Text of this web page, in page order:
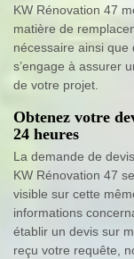
KW Rénovation 47
matière de
nécessaire ainsi que
s’engage à assurer
de votre projet.
Obtenez votre
24 heures
La demande de
KW Rénovation 47
visible sur cette
informations
établir un devis sur
reçu votre requête,